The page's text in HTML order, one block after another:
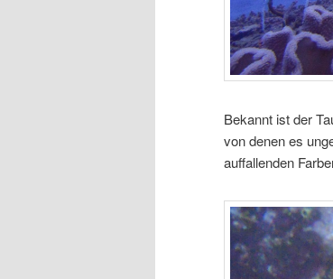
Bekannt ist der
von denen es
auffallenden